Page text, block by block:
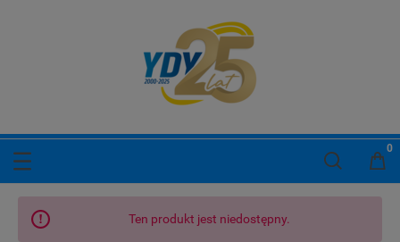
Ten produkt jest niedostępny.